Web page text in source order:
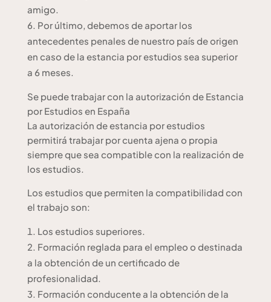
amigo.
Por último, debemos de aportar los
antecedentes penales de nuestro país de origen
en caso de la estancia por estudios sea superior
a 6 meses.
Se puede trabajar con la autorización de Estancia
por Estudios en España
La autorización de estancia por estudios
permitirá trabajar por cuenta ajena o propia
siempre que sea compatible con la realización de
los estudios.
Los estudios que permiten la compatibilidad con
el trabajo son:
Los estudios superiores.
Formación reglada para el empleo o destinada
a la obtención de un certificado de
profesionalidad.
Formación conducente a la obtención de la